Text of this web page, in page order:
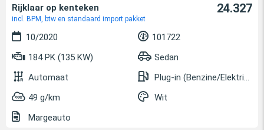
Rijklaar op kenteken
incl. BPM, btw en standaard import pakket
24.327
10/2020
101722
184 PK (135 KW)
Sedan
Automaat
Plug-in (Benzine/Elektrisch)
49 g/km
Wit
Margeauto